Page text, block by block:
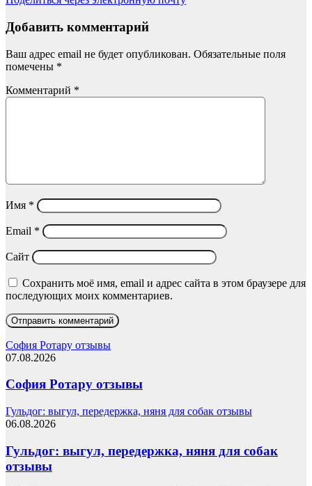
Добавить комментарий
Ваш адрес email не будет опубликован. Обязательные поля
помечены *
Комментарий *
Имя *
Email *
Сайт
Сохранить моё имя, email и адрес сайта в этом браузере для
последующих моих комментариев.
София Ротару отзывы
07.08.2026
София Ротару отзывы
Гульдог: выгул, передержка, няня для собак отзывы
06.08.2026
Гульдог: выгул, передержка, няня для собак
отзывы